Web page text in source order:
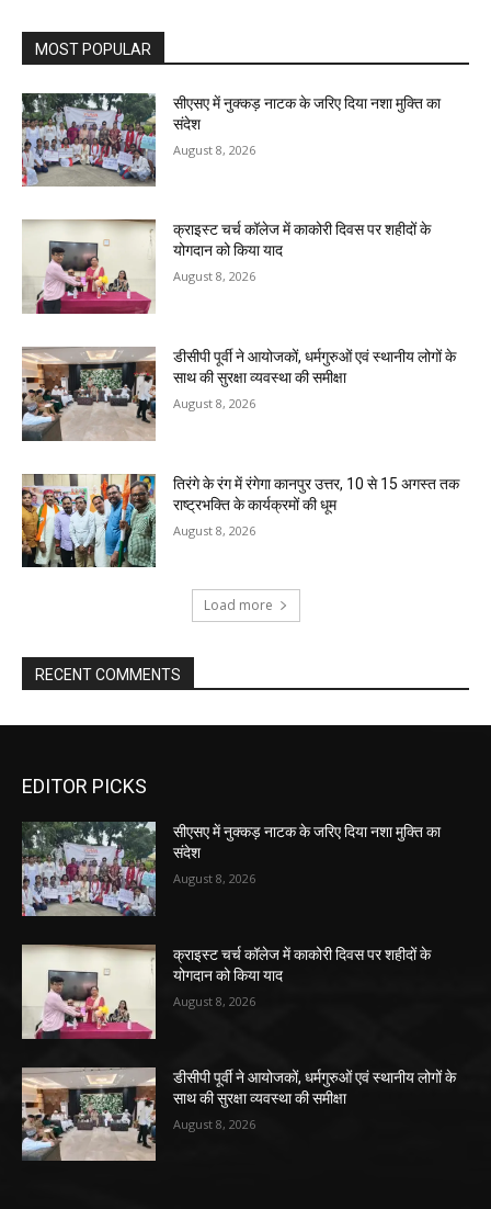
MOST POPULAR
सीएसए में नुक्कड़ नाटक के जरिए दिया नशा मुक्ति का
संदेश
August 8, 2026
क्राइस्ट चर्च कॉलेज में काकोरी दिवस पर शहीदों के
योगदान को किया याद
August 8, 2026
डीसीपी पूर्वी ने आयोजकों, धर्मगुरुओं एवं स्थानीय लोगों के
साथ की सुरक्षा व्यवस्था की समीक्षा
August 8, 2026
तिरंगे के रंग में रंगेगा कानपुर उत्तर, 10 से 15 अगस्त तक
राष्ट्रभक्ति के कार्यक्रमों की धूम
August 8, 2026
Load more
RECENT COMMENTS
EDITOR PICKS
सीएसए में नुक्कड़ नाटक के जरिए दिया नशा मुक्ति का
संदेश
August 8, 2026
क्राइस्ट चर्च कॉलेज में काकोरी दिवस पर शहीदों के
योगदान को किया याद
August 8, 2026
डीसीपी पूर्वी ने आयोजकों, धर्मगुरुओं एवं स्थानीय लोगों के
साथ की सुरक्षा व्यवस्था की समीक्षा
August 8, 2026